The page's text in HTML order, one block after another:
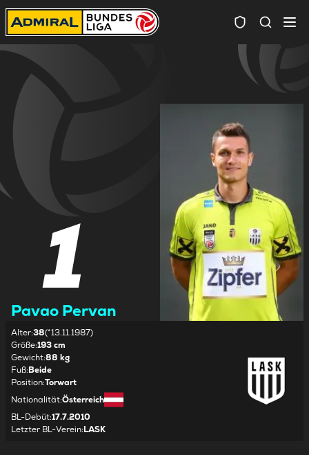
1
Pavao Pervan
Alter:38(*13.11.1987)
Größe:193 cm
Gewicht:88 kg
Fuß:Beide
Position:Torwart
Nationalität:Österreich
BL-Debüt:17.7.2010
Letzter BL-Verein:LASK